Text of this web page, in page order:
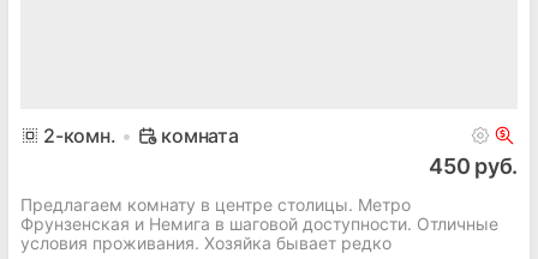
2-комн. комната
450 руб.
Предлагаем комнату в центре столицы. Метро
Фрунзенская и Немига в шаговой доступности. Отличные
условия проживания. Хозяйка бывает редко